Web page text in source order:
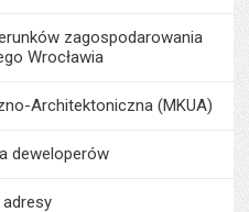
zagospodarowania
Wrocławia
Architektoniczna (MKUA)
deweloperów
adresy